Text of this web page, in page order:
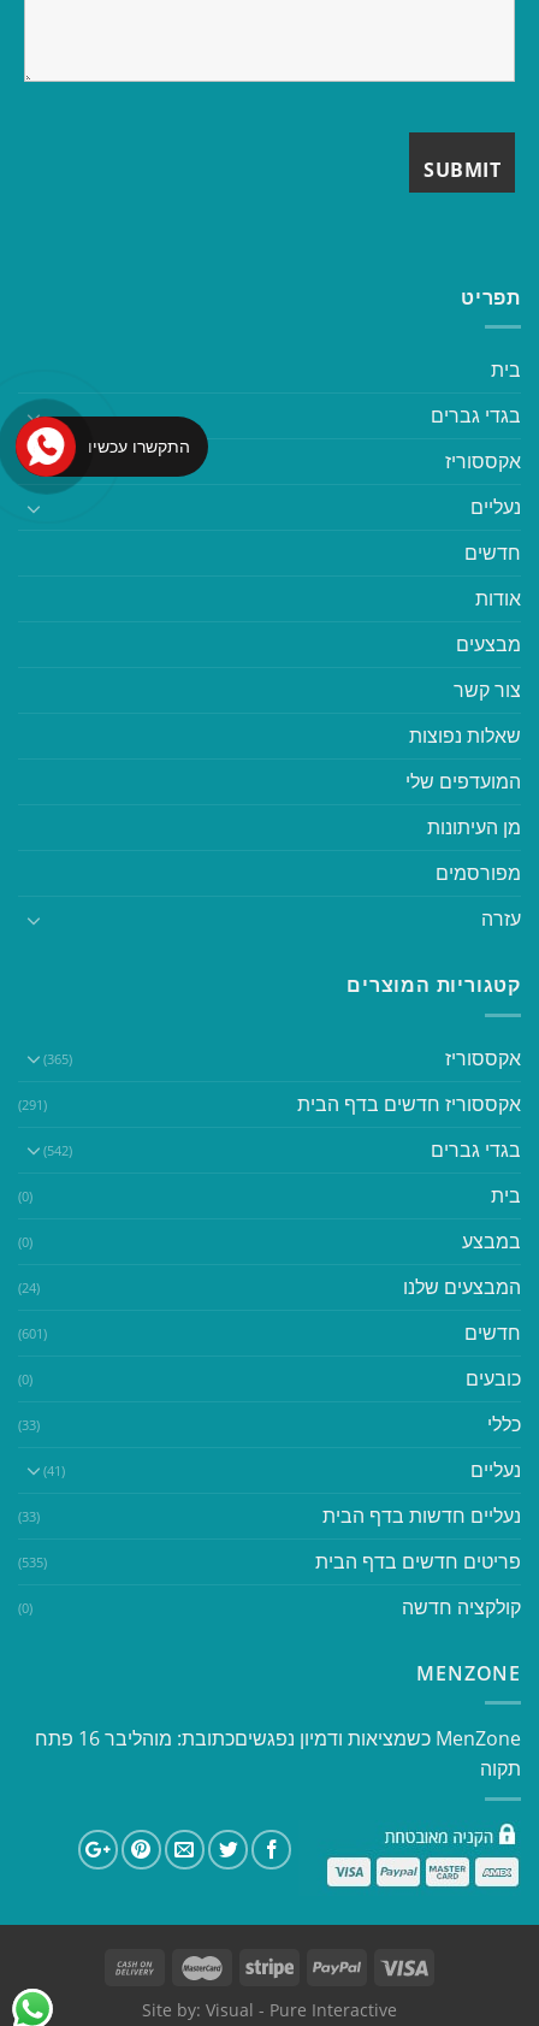
תפריט
בית
בגדי גברים
אקססוריז
נעליים
חדשים
אודות
מבצעים
צור קשר
שאלות נפוצות
המועדפים שלי
מן העיתונות
מפורסמים
עזרה
קטגוריות המוצרים
אקססוריז (365)
אקססוריז חדשים בדף הבית (291)
בגדי גברים (542)
בית (0)
במבצע (0)
המבצעים שלנו (24)
חדשים (601)
כובעים (0)
כללי (33)
נעליים (41)
נעליים חדשות בדף הבית (33)
פריטים חדשים בדף הבית (535)
קולקציה חדשה (0)
MENZONE
​​MenZone כשמציאות ודמיון נפגשים​ כתובת: מוהליבר 16 פתח
תקוה
Site by: Visual - Pure Interactive
התקשרו עכשיו